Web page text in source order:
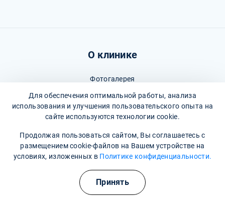
О клинике
Фотогалерея
Отзывы
Вопрос - ответ
Карта сайта
Политика конфиденциальности
Пользовательское соглашение
Для обеспечения оптимальной работы, анализа
использования и улучшения пользовательского опыта на
сайте используются технологии cookie.
Продолжая пользоваться сайтом, Вы соглашаетесь с
размещением cookie-файлов на Вашем устройстве на
условиях, изложенных в Политике конфиденциальности.
Принять